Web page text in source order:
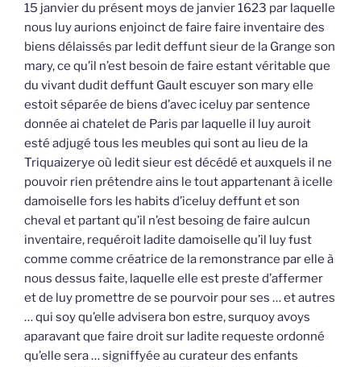
15 janvier du présent moys de janvier 1623 par laquelle
nous luy aurions enjoinct de faire faire inventaire des
biens délaissés par ledit deffunt sieur de la Grange son
mary, ce qu’il n’est besoin de faire estant véritable que
du vivant dudit deffunt Gault escuyer son mary elle
estoit séparée de biens d’avec iceluy par sentence
donnée ai chatelet de Paris par laquelle il luy auroit
esté adjugé tous les meubles qui sont au lieu de la
Triquaizerye où ledit sieur est décédé et auxquels il ne
pouvoir rien prétendre ains le tout appartenant à icelle
damoiselle fors les habits d’iceluy deffunt et son
cheval et partant qu’il n’est besoing de faire aulcun
inventaire, requéroit ladite damoiselle qu’il luy fust
comme comme créatrice de la remonstrance par elle à
nous dessus faite, laquelle elle est preste d’affermer
et de luy promettre de se pourvoir pour ses … et autres
… qui soy qu’elle advisera bon estre, surquoy avoys
aparavant que faire droit sur ladite requeste ordonné
qu’elle sera … signiffyée au curateur des enfants